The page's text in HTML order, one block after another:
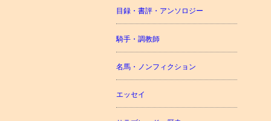
目録・書評・アンソロジー
騎手・調教師
名馬・ノンフィクション
エッセイ